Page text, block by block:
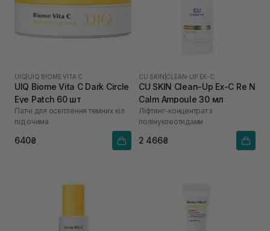
UIQ UIQ BIOME VITA C
UIQ Biome Vita C Dark Circle
Eye Patch 60 шт
Патчі для освітлення темних кіл
під очима
640₴
CU SKIN CLEAN-UP EX-C
CU SKIN Clean-Up Ex-C Re N
Calm Ampoule 30 мл
Ліфтинг-концентрат з
полінуклеотидами
2 466₴